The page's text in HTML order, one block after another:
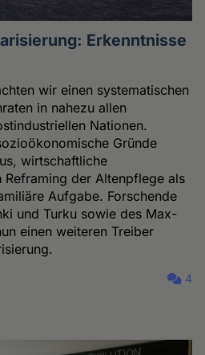
Erkenntnisse
wir einen systematischen
in nahezu allen
Nationen.
Gründe
wirtschaftliche
Reframing der Altenpflege als
Aufgabe. Forschende
und Turku sowie des Max-
einen weiteren Treiber
4